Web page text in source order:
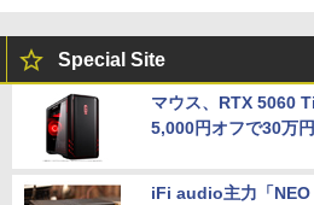
Special Site
マウス、RTX 5060
5,000円オフで30万円
iFi audio主力「